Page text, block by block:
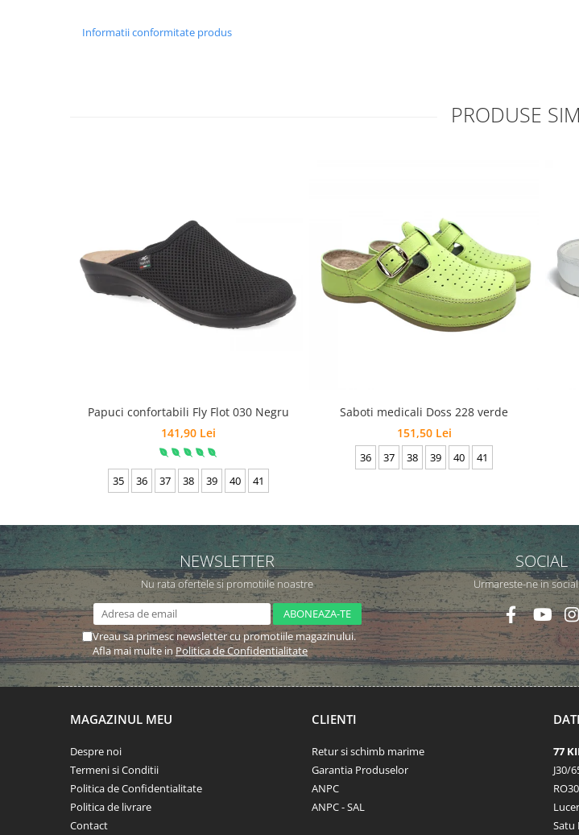
Informatii conformitate produs
PRODUSE
Papuci confortabili Fly Flot 030 Negru
141,90 Lei
35 36 37 38 39 40 41
Saboti medicali Doss 228 verde
151,50 Lei
36 37 38 39 40 41
NEWSLETTER
Nu rata ofertele si promotiile noastre
Vreau sa primesc newsletter cu promotiile magazinului.
Afla mai multe in Politica de Confidentialitate
SOCIAL
Urmareste-ne in
MAGAZINUL MEU
Despre noi
Termeni si Conditii
Politica de Confidentialitate
Politica de livrare
Contact
CLIENTI
Retur si schimb marime
Garantia Produselor
ANPC
ANPC - SAL
77
J30/
Satu